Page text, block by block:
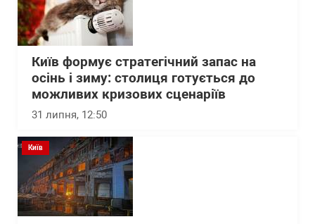
Київ формує стратегічний запас на
осінь і зиму: столиця готується до
можливих кризових сценаріїв
31 липня, 12:50
Київ